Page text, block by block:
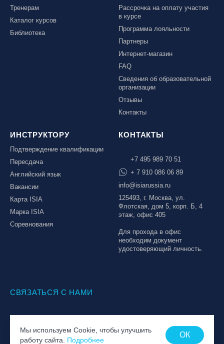
Мы используем Cookie, чтобы улучшить
работу сайта. Подробнее
ОК
Тренерам
Каталог курсов
Библиотека
Рассрочка на оплату участия
в курсе
Программа лояльности
Партнеры
Интернет-магазин
FAQ
Сведения об образовательной
организации
Отзывы
Контакты
ИНСТРУКТОРУ
Подтверждение квалификации
Пересдача
Английский язык
Вакансии
Карта ISIA
Марка ISIA
Соревнования
КОНТАКТЫ
+7 495 989 70 51
+ 7 910 086 06 89
info@isiarussia.ru
125493, г. Москва, ул.
Флотская, дом 5, корп. Б, 4
этаж, офис 405
Для прохода в офис
необходим документ
удостоверяющий личность.
СВЯЗАТЬСЯ С НАМИ
Политика обработки персональных данных
Пользовательское соглашение